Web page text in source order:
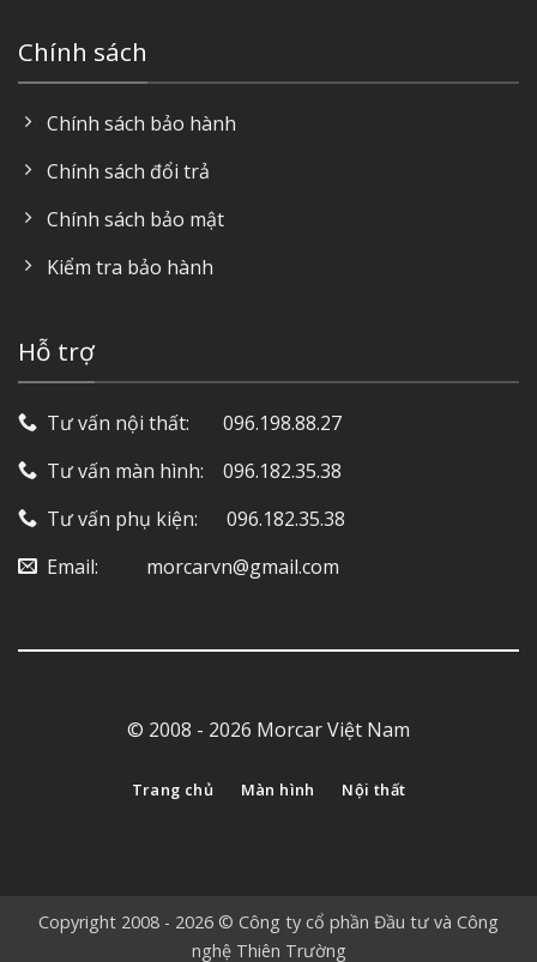
Chính sách
Chính sách bảo hành
Chính sách đổi trả
Chính sách bảo mật
Kiểm tra bảo hành
Hỗ trợ
Tư vấn nội thất: ‎ ‎ ‎ ‎ ‎ ‎ 096.198.88.27
Tư vấn màn hình: ‎ ‎ ‎ 096.182.35.38
Tư vấn phụ kiện: ‎ ‎ ‎ ‎‎ ‎ 096.182.35.38
Email: ‎ ‎ ‎ ‎ ‎ ‎ ‎ ‎ ‎ morcarvn@gmail.com
© 2008 - 2026 Morcar Việt Nam
Trang chủ Màn hình Nội thất
Copyright 2008 - 2026 © Công ty cổ phần Đầu tư và Công
nghệ Thiên Trường